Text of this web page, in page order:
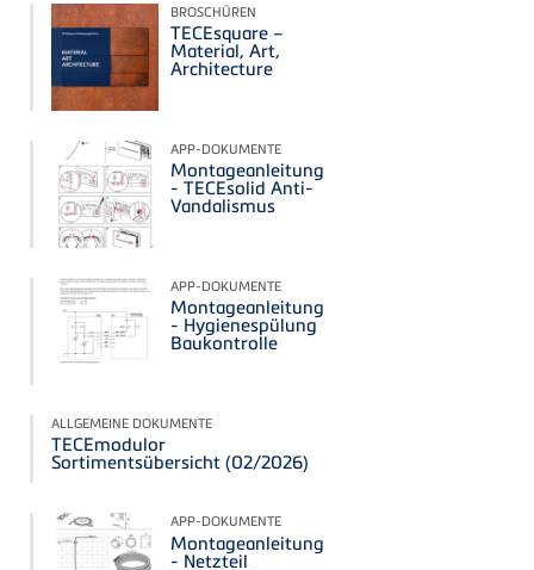
BROSCHÜREN
TECEsquare –
Material, Art,
Architecture
APP-DOKUMENTE
Montageanleitung
- TECEsolid Anti-
Vandalismus
APP-DOKUMENTE
Montageanleitung
- Hygienespülung
Baukontrolle
ALLGEMEINE DOKUMENTE
TECEmodulor
Sortimentsübersicht (02/2026)
APP-DOKUMENTE
Montageanleitung
- Netzteil